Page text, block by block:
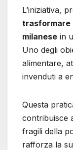
L’iniziativa,
trasformare
milanese in
Uno degli
alimentare,
invenduti a
Questa
contribuisce
fragili della
rafforza la